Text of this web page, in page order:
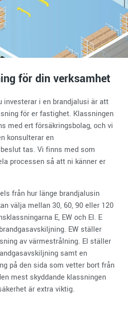
för din verksamhet
investerar i en brandjalusi är att
för er fastighet. Klassningen
med ert försäkringsbolag, och vi
konsulterar en
tas. Vi finns med som
processen så att ni känner er
från hur länge brandjalusin
välja mellan 30, 60, 90 eller 120
E, EW och EI. E
EW ställer
av värmestrålning. EI ställer
samt en
på den sida som vetter bort från
mest skyddande klassningen
är extra viktig.